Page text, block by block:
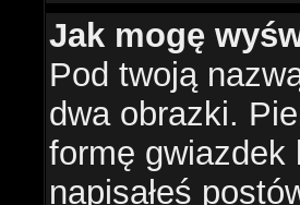
Jak mogę
Pod twoją
dwa obrazki.
formę gwiazdek
napisałeś